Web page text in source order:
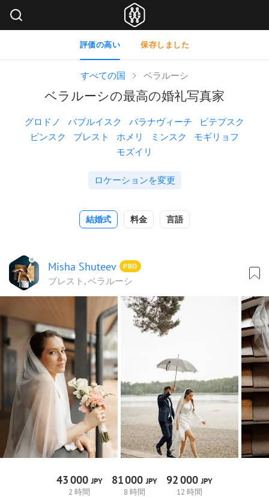
評価の高い 保存しました
すべての国 ベラルーシ
ベラルーシの最高の婚礼写真家
グロドノ バブルイスク バラナヴィーチ
ビテプスク
ピンスク
ブレスト ホメリ ミンスク
モギリョフ
モズイリ
ロケーションを変更
結婚式 料金 言語
Misha Shuteev PRO
ブレスト, ベラルーシ
43000JPY
2 時間
81000JPY
8 時間
92000JPY
12 時間